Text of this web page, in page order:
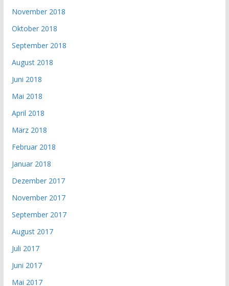
November 2018
Oktober 2018
September 2018
August 2018
Juni 2018
Mai 2018
April 2018
März 2018
Februar 2018
Januar 2018
Dezember 2017
November 2017
September 2017
August 2017
Juli 2017
Juni 2017
Mai 2017